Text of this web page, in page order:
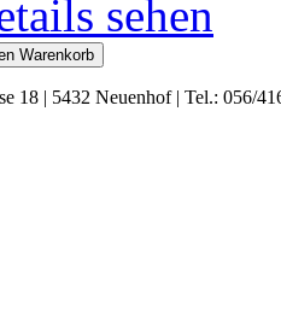
sehen
18 | 5432 Neuenhof | Tel.: 056/